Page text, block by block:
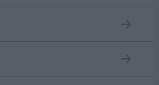
Blandt andet hvis der
der kan hjælpe.